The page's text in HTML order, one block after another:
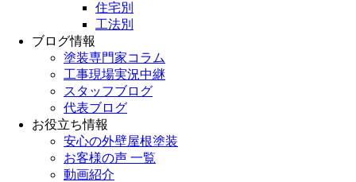
住宅別
工法別
ブログ情報
塗装専門家コラム
工事現場実況中継
スタッフブログ
代表ブログ
お役立ち情報
安心の外壁屋根塗装
お客様の声 一覧
動画紹介